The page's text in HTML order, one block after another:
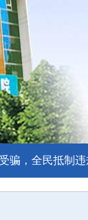
，全民抵制违